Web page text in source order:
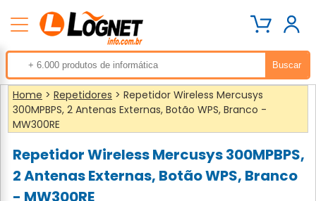
Home > Repetidores > Repetidor Wireless Mercusys
300MPBPS, 2 Antenas Externas, Botão WPS, Branco -
MW300RE
Repetidor Wireless Mercusys 300MPBPS,
2 Antenas Externas, Botão WPS, Branco
- MW300RE